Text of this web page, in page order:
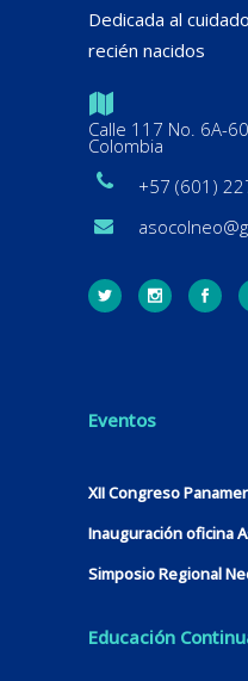
Dedicada al
recién nacidos
Calle 117 No. 6A-
Colombia
+57 (601)
Eventos
XII Congreso
Inauguración oficina
Simposio Regional
Educación